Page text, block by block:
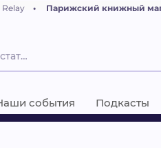
события Подкасты
• Парижский книжный